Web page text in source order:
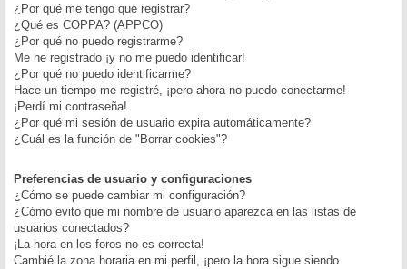
¿Por qué me tengo que registrar?
¿Qué es COPPA? (APPCO)
¿Por qué no puedo registrarme?
Me he registrado ¡y no me puedo identificar!
¿Por qué no puedo identificarme?
Hace un tiempo me registré, ¡pero ahora no puedo conectarme!
¡Perdí mi contraseña!
¿Por qué mi sesión de usuario expira automáticamente?
¿Cuál es la función de "Borrar cookies"?
Preferencias de usuario y configuraciones
¿Cómo se puede cambiar mi configuración?
¿Cómo evito que mi nombre de usuario aparezca en las listas de
usuarios conectados?
¡La hora en los foros no es correcta!
Cambié la zona horaria en mi perfil, ¡pero la hora sigue siendo